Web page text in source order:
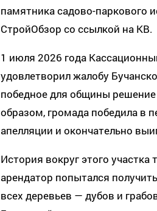
памятника садово-паркового
СтройОбзор со ссылкой на КВ.
1 июля 2026 года
удовлетворил жалобу
победное для общины
образом, громада победила в
апелляции и окончательно
История вокруг этого участка
арендатор попытался
всех деревьев — дубов и